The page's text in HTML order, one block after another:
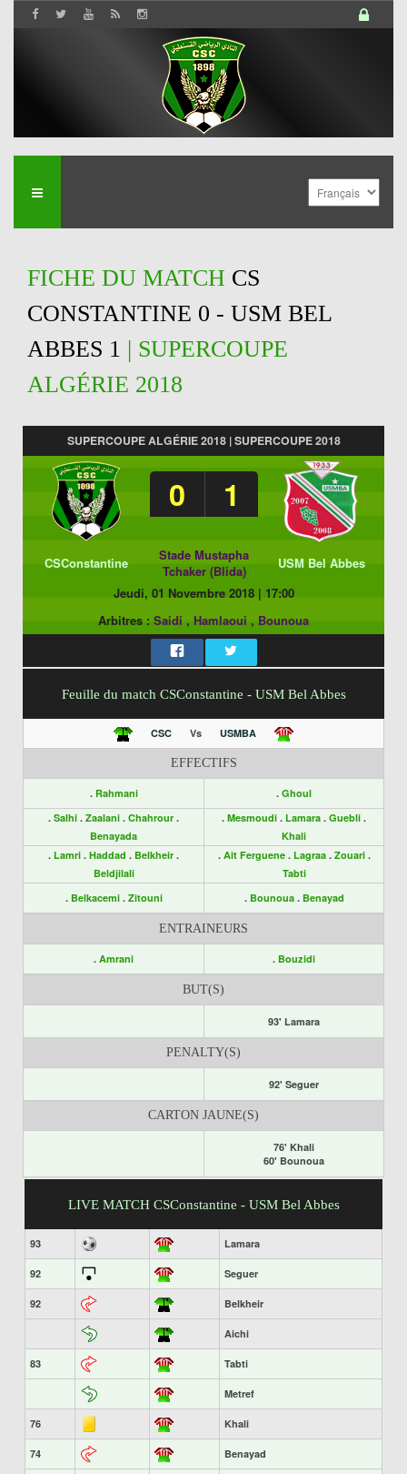
FICHE DU MATCH CS
CONSTANTINE 0 - USM BEL
ABBES 1 | SUPERCOUPE
ALGÉRIE 2018
SUPERCOUPE ALGÉRIE 2018 | SUPERCOUPE 2018
0 1
CSConstantine
Stade Mustapha
Tchaker (Blida)
USM Bel Abbes
Jeudi, 01 Novembre 2018| 17:00
Arbitres : Saidi , Hamlaoui , Bounoua
Feuille du match CSConstantine - USM Bel Abbes
CSC Vs USMBA
EFFECTIFS
. Rahmani . Ghoul
. Salhi . Zaalani . Chahrour .
Benayada
. Mesmoudi . Lamara . Guebli .
Khali
. Lamri . Haddad . Belkheir .
Beldjilali
. Ait Ferguene. Lagraa. Zouari.
Tabti
. Belkacemi . Zitouni . Bounoua. Benayad
ENTRAINEURS
. Amrani . Bouzidi
BUT(S)
93' Lamara
PENALTY(S)
92' Seguer
CARTON JAUNE(S)
76' Khali
60' Bounoua
LIVE MATCH CSConstantine - USM Bel Abbes
93 Lamara
92 Seguer
92 Belkheir
Aichi
83 Tabti
Metref
76 Khali
74 Benayad